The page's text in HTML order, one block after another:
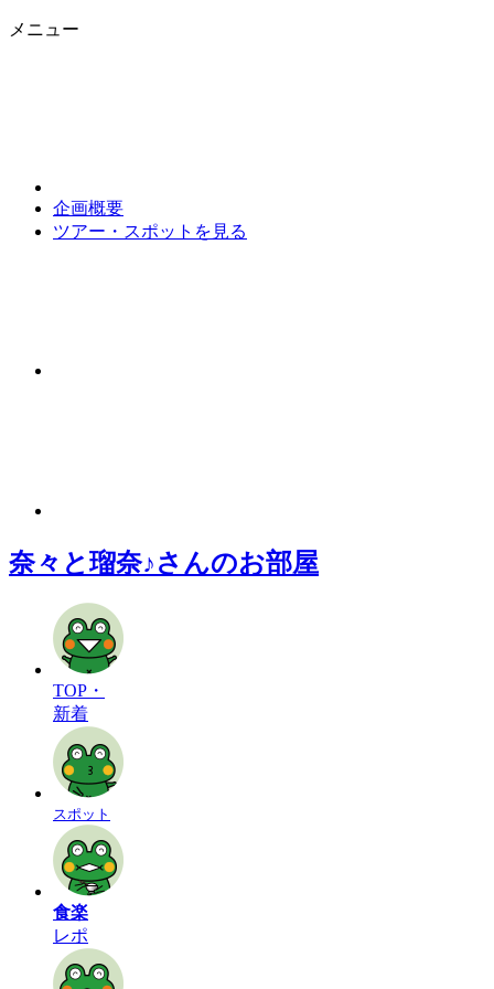
メニュー
企画概要
ツアー・スポットを見る
奈々と瑠奈♪さんのお部屋
TOP・
新着
スポット
食楽
レポ